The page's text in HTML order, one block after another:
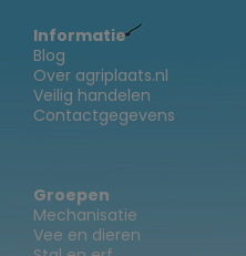
Informatie
Blog
Over agriplaats.nl
Veilig handelen
Contactgegevens
Groepen
Mechanisatie
Vee en dieren